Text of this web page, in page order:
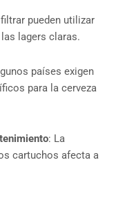
pueden utilizar
lagers claras.
países exigen
para la cerveza
: La
cartuchos afecta a